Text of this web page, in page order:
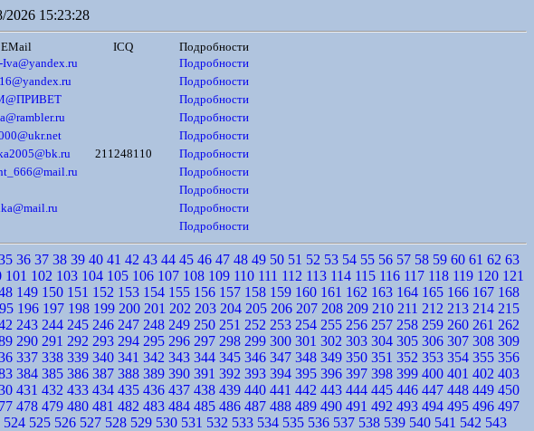
2026 15:23:28
EMail ICQ
Подробности
Подробности
Подробности
Подробности
Подробности
Подробности
211248110
Подробности
Подробности
Подробности
Подробности
Подробности
36 37 38 39 40 41 42 43 44 45 46 47 48 49 50 51 52 53 54 55 56 57 58 59 60 61 62 63
101 102 103 104 105 106 107 108 109 110 111 112 113 114 115 116 117 118 119 120 121
149 150 151 152 153 154 155 156 157 158 159 160 161 162 163 164 165 166 167 168
196 197 198 199 200 201 202 203 204 205 206 207 208 209 210 211 212 213 214 215
243 244 245 246 247 248 249 250 251 252 253 254 255 256 257 258 259 260 261 262
290 291 292 293 294 295 296 297 298 299 300 301 302 303 304 305 306 307 308 309
337 338 339 340 341 342 343 344 345 346 347 348 349 350 351 352 353 354 355 356
384 385 386 387 388 389 390 391 392 393 394 395 396 397 398 399 400 401 402 403
431 432 433 434 435 436 437 438 439 440 441 442 443 444 445 446 447 448 449 450
478 479 480 481 482 483 484 485 486 487 488 489 490 491 492 493 494 495 496 497
524 525 526 527 528 529 530 531 532 533 534 535 536 537 538 539 540 541 542 543